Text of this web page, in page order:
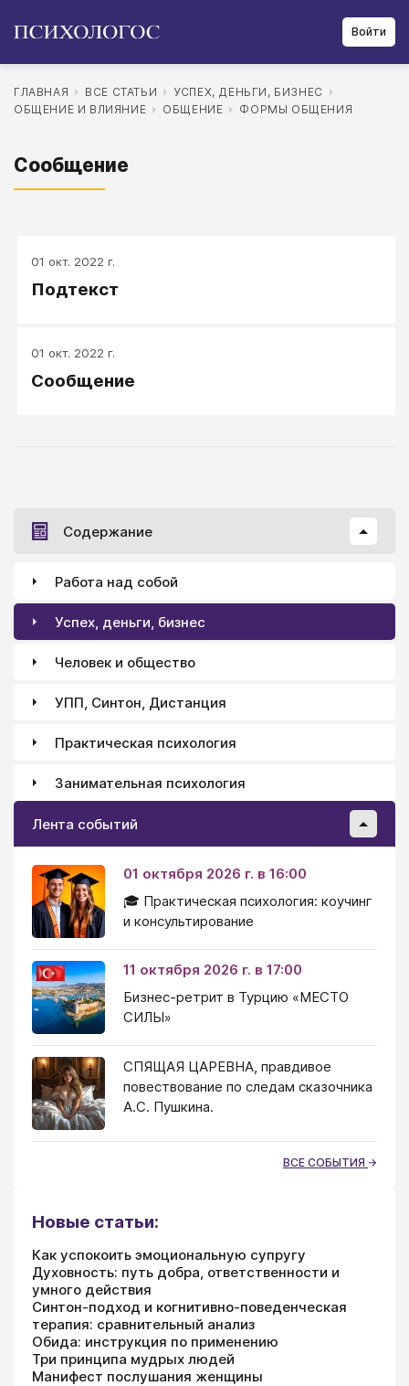
Войти
ГЛАВНАЯ ВСЕ СТАТЬИ
УСПЕХ, ДЕНЬГИ, БИЗНЕС
ОБЩЕНИЕ И ВЛИЯНИЕ
ОБЩЕНИЕ ФОРМЫ ОБЩЕНИЯ
Сообщение
01 окт. 2022 г.
Подтекст
01 окт. 2022 г.
Сообщение
Содержание
Работа над собой
Успех, деньги, бизнес
Человек и общество
УПП, Синтон, Дистанция
Практическая психология
Занимательная психология
Лента событий
01 октября 2026 г. в 16:00
🎓 Практическая психология: коучинг
и консультирование
11 октября 2026 г. в 17:00
Бизнес-ретрит в Турцию «МЕСТО
СИЛЫ»
СПЯЩАЯ ЦАРЕВНА, правдивое
повествование по следам сказочника
А.С. Пушкина.
ВСЕ СОБЫТИЯ
Новые статьи:
Как успокоить эмоциональную супругу
Духовность: путь добра, ответственности и
умного действия
Синтон-подход и когнитивно-поведенческая
терапия: сравнительный анализ
Обида: инструкция по применению
Три принципа мудрых людей
Манифест послушания женщины